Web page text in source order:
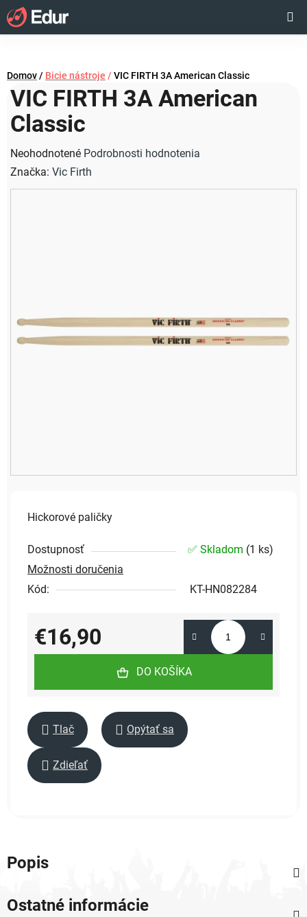
Prejsť
na
obsah
KOŠÍK
Domov/ Bicie nástroje / VIC FIRTH 3A American Classic
Hickorové paličky
Dostupnosť ✅ Skladom (1 ks)
Možnosti doručenia
Kód:
KT-HN082284
€16,90
Jednotková cena:
DO KOŠÍKA
Tlač Opýtať sa
Zdieľať
VIC FIRTH 3A American
Classic
Priemerné
hodnotenie
produktu
Neohodnotené Podrobnosti hodnotenia
Značka: Vic Firth
Popis
Ostatné informácie